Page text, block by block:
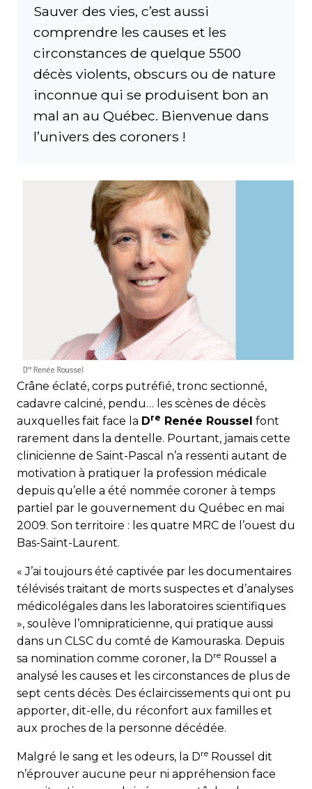
Sauver des vies, c’est aussi
comprendre les causes et les
circonstances de quelque 5500
décès violents, obscurs ou de nature
inconnue qui se produisent bon an
mal an au Québec. Bienvenue dans
l’univers des coroners !
Crâne éclaté, corps putréfié, tronc sectionné,
cadavre calciné, pendu… les scènes de décès
auxquelles fait face la Dre Renée Roussel font
rarement dans la dentelle. Pourtant, jamais cette
clinicienne de Saint-Pascal n’a ressenti autant de
motivation à pratiquer la profession médicale
depuis qu’elle a été nommée coroner à temps
partiel par le gouver­nement du Québec en mai
2009. Son territoire : les quatre MRC de l’ouest du
Bas-Saint-Laurent.
« J’ai toujours été captivée par les documentaires
télévisés traitant de morts suspectes et d’analyses
médicolégales dans les laboratoires scientifiques
», soulève l’omnipraticienne, qui pratique aussi
dans un CLSC du comté de Kamouraska. Depuis
sa nomination comme coroner, la Dre Roussel a
analysé les causes et les circonstances de plus de
sept cents décès. Des éclaircissements qui ont pu
apporter, dit-elle, du réconfort aux familles et
aux proches de la personne décédée.
Malgré le sang et les odeurs, la Dre Roussel dit
n’éprouver aucune peur ni appréhension face